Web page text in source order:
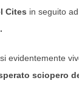
Cites in seguito
evidentemente
sciopero